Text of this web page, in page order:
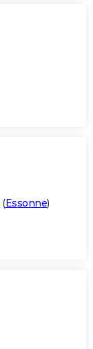
(Essonne)